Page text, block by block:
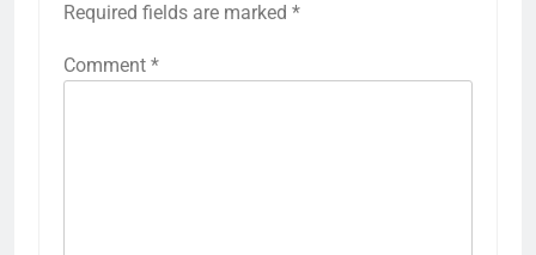
Required fields are marked *
Comment *